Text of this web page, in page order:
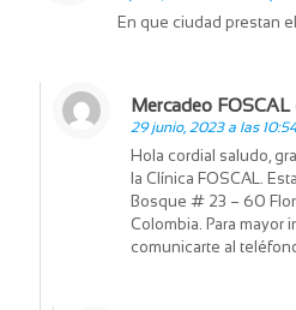
En que ciudad prestan
Mercadeo FOSCAL
29 junio, 2023 a las
Hola cordial saludo,
la Clínica FOSCAL.
Bosque # 23 – 60
Colombia. Para mayor
comunicarte al